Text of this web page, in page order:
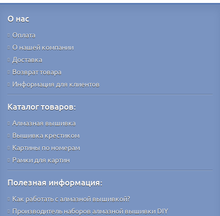
О нас
Оплата
О нашей компании
Доставка
Возврат товара
Информация для клиентов
Каталог товаров:
Алмазная вышивка
Вышивка крестиком
Картины по номерам
Рамки для картин
Полезная информация:
Как работать с алмазной вышивкой?
Производитель наборов алмазной вышивки DIY